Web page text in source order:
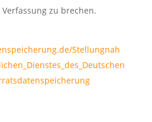
zu brechen.
Stellungnah